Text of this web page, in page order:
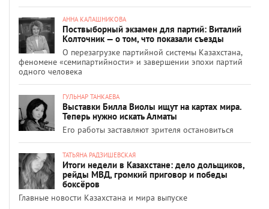
АННА КАЛАШНИКОВА
Поствыборный экзамен для партий: Виталий
Колточник — о том, что показали съезды
О перезагрузке партийной системы Казахстана,
феномене «семипартийности» и завершении эпохи партий
одного человека
ГУЛЬНАР ТАНКАЕВА
Выставки Билла Виолы ищут на картах мира.
Теперь нужно искать Алматы
Его работы заставляют зрителя остановиться
ТАТЬЯНА РАДЗИШЕВСКАЯ
Итоги недели в Казахстане: дело дольщиков,
рейды МВД, громкий приговор и победы
боксёров
Главные новости Казахстана и мира выпуске